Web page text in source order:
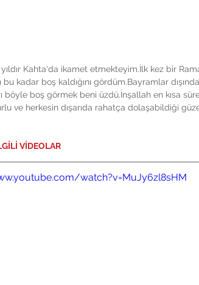
yıldır Kahta'da ikamet etmekteyim.İlk kez bir
bu kadar boş kaldığını gördüm.Bayramlar
böyle boş görmek beni üzdü.İnşallah en kısa
ve herkesin dışarıda rahatça dolaşabildiği
VİDEOLAR
watch?v=MuJy6zl8sHM